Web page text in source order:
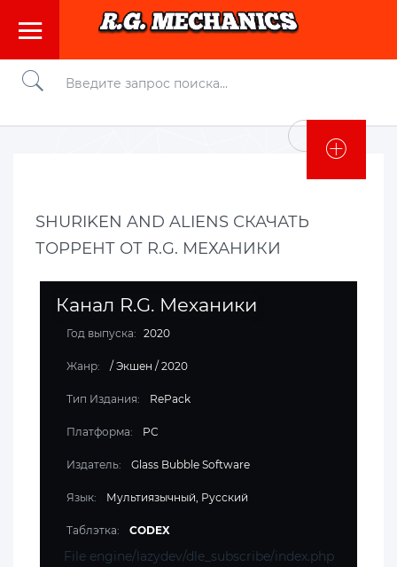
Войти
SHURIKEN AND ALIENS СКАЧАТЬ
ТОРРЕНТ ОТ R.G. МЕХАНИКИ
Канал R.G. Механики
Год выпуска: 2020
Жанр: / Экшен / 2020
Тип Издания: RePack
Платформа: PC
Издатель: Glass Bubble Software
Язык: Мультиязычный, Русский
Таблэтка: CODEX
File engine/lazydev/dle_subscribe/index.php